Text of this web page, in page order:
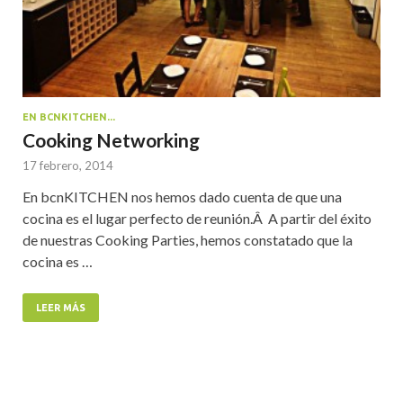
EN BCNKITCHEN...
Cooking Networking
17 febrero, 2014
En bcnKITCHEN nos hemos dado cuenta de que una
cocina es el lugar perfecto de reunión.Â A partir del éxito
de nuestras Cooking Parties, hemos constatado que la
cocina es …
LEER MÁS